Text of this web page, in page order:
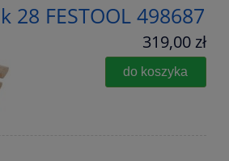
28 FESTOOL 498687
319,00 zł
do koszyka